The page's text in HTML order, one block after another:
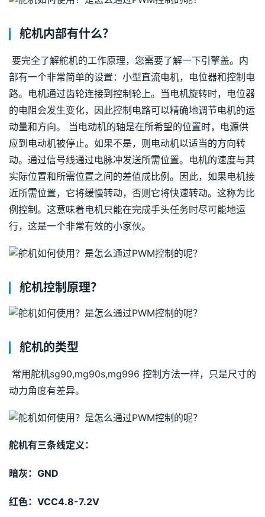
舵机内部有什么？
部有一个非常简单的设置：小型直流电机，电位器和控制电
路。电机通过齿轮连接到控制轮上。当电机旋转时，电位器
的电阻会发生变化，因此控制电路可以精确地调节电机的运
动量和方向。 当电动机的轴是在所希望的位置时，电源供
应到电动机被停止。如果不是，则电动机以适当的方向转
动。通过信号线通过电脉冲发送所需位置。电机的速度与其
实际位置和所需位置之间的差值成比例。因此，如果电机接
近所需位置，它将缓慢转动，否则它将快速转动。这称为比
例控制。这意味着电机只能在完成手头任务时尽可能地运
行，这是一个非常有效的小家伙。
舵机控制原理？
舵机的类型
动力角度有差异。
舵机有三条线定义：
暗灰：GND
红色：VCC4.8-7.2V